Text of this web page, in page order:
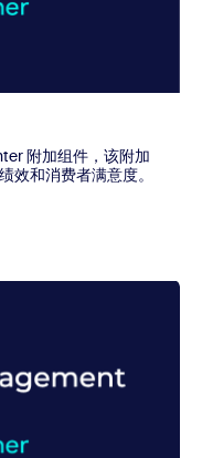
附加组件，该附加
效和消费者满意度。